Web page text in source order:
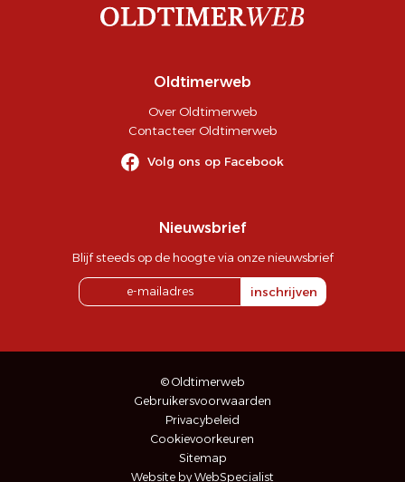
Oldtimerweb
Over Oldtimerweb
Contacteer Oldtimerweb
Volg ons op Facebook
Nieuwsbrief
Blijf steeds op de hoogte via onze nieuwsbrief
inschrijven
© Oldtimerweb
Gebruikersvoorwaarden
Privacybeleid
Cookievoorkeuren
Sitemap
Website by WebSpecialist